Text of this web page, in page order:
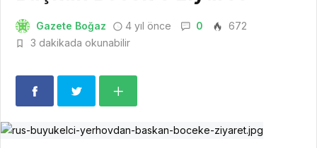
Gazete Boğaz 4 yıl önce 0
672
3 dakikada okunabilir